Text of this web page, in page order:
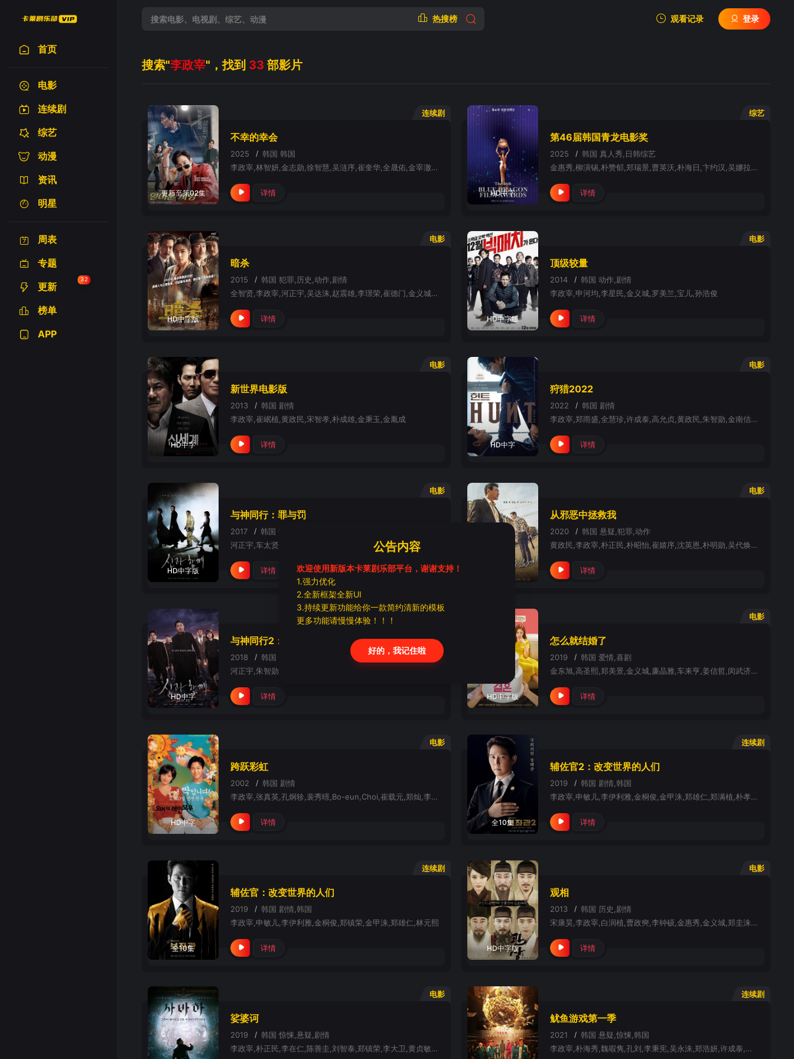
热搜榜 观看记录
暂无观看影片的记录
登录
首页
电影
连续剧
综艺
动漫
资讯
明星
周表
专题
更新
32
榜单
APP
搜索"李政宰"，找到 33 部影片
连续剧
更新至第02集
不幸的幸会
2025 / 韩国 韩国
李政宰,林智妍,金志勋,徐智慧,吴涟序,崔奎华,全晟佑,金宰澈,罗映姫,全秀景,金贤镇,陈浩恩,金范来
详情
综艺
HD中字
第46届韩国青龙电影奖
2025 / 韩国 真人秀,日韩综艺
金惠秀,柳演锡,朴赞郁,郑瑞景,曹英沃,朴海日,卞约汉,吴娜拉,李政宰,金东辉,金惠奫,汤唯,李贞贤
详情
电影
HD中字版
暗杀
2015 / 韩国 犯罪,历史,动作,剧情
全智贤,李政宰,河正宇,吴达洙,赵震雄,李璟荣,崔德门,金义城,朴丙垠,陈庆,金海淑,曹承佑,河知元
详情
电影
HD中字版
顶级较量
2014 / 韩国 动作,剧情
李政宰,申河均,李星民,金义城,罗美兰,宝儿,孙浩俊
详情
电影
HD中字
新世界电影版
2013 / 韩国 剧情
李政宰,崔岷植,黄政民,宋智孝,朴成雄,金秉玉,金胤成
详情
电影
HD中字
狩猎2022
2022 / 韩国 剧情
李政宰,郑雨盛,全慧珍,许成泰,高允贞,黄政民,朱智勋,金南佶,朴成雄,赵祐镇,郑满植,金钟秀
详情
电影
HD中字版
与神同行：罪与罚
2017 / 韩国 奇幻,剧情
详情
电影
从邪恶中拯救我
2020 / 韩国 悬疑,犯罪,动作
黄政民,李政宰,朴正民,朴昭怡,崔嬉序,沈英恩,朴明勋,吴代焕,宋永彰,李书焕,李泰剑,池炫俊,朴宰弘,文正秀,金敏植,宋宥弦,林成宰,丰原功补,白龙,水野智则,藏原健
详情
HD中字
与神同行2：因与缘
2018 / 韩国
详情
电影
HD中字版
怎么就结婚了
2019 / 韩国 爱情,喜剧
金东旭,高圣熙,郑美景,金义城,廉晶雅,车来亨,姜信哲,闵武济,刘承睦,李俊赫,金善映,黄宝罗,金明俊,李政宰,郑雨盛
详情
电影
HD中字
跨跃彩虹
2002 / 韩国 剧情
李政宰,张真英,孔炯轸,裴秀暻,Bo-eun,Choi,崔载元,郑灿,李海荣,Seong-Hoon,Lee,Yeong-Ju,Li,Yun-Hyeon,Park,金瑞亨,申银贞,严志媛
详情
连续剧
全10集
辅佐官2：改变世界的人们
2019 / 韩国 剧情,韩国
李政宰,申敏儿,李伊利雅,金桐俊,金甲洙,郑雄仁,郑满植,朴孝朱,赵福来
详情
连续剧
全10集
辅佐官：改变世界的人们
2019 / 韩国 剧情,韩国
李政宰,申敏儿,李伊利雅,金桐俊,郑镇荣,金甲洙,郑雄仁,林元熙
详情
电影
HD中字版
观相
2013 / 韩国 历史,剧情
宋康昊,李政宰,白润植,曹政奭,李钟硕,金惠秀,金义城,郑圭洙,蔡相宇,李润健,刘尚宰,李奎炯,金太祐,高昌锡
详情
电影
娑婆诃
2019 / 韩国 惊悚,悬疑,剧情
李政宰,朴正民,李在仁,陈善圭,刘智泰,郑镇荣,李大卫,黄贞敏,池承炫,郭英申,李文石,金范秀,表圣秀,林孝振,金有娜,郑美景,姜智贤,郑炳斗,金承铉,车顺裴,薛诗妍,许多晶,金贞薰,李珠实,金锦顺,金根英,郑西仁,金佳恩,李大贤,安贤彬,姜成哲,黄仁俊,金范洙
连续剧
鱿鱼游戏第一季
2021 / 韩国 悬疑,惊悚,韩国
李政宰,朴海秀,魏嘏隽,孔刘,李秉宪,吴永洙,郑浩妍,许成泰,金周灵,李瑜美,阿努帕姆·特里帕蒂,金英玉,金范来,李书焕,金英善,朴惠珍,姜末琴,杰弗里·朱利亚诺,约翰,D.迈克斯,丹尼尔·C·肯尼迪
公告内容
欢迎使用新版本卡莱剧乐部平台，谢谢支持！
1.强力优化
2.全新框架全新UI
3.持续更新功能给你一款简约清新的模板
更多功能请慢慢体验！！！
好的，我记住啦